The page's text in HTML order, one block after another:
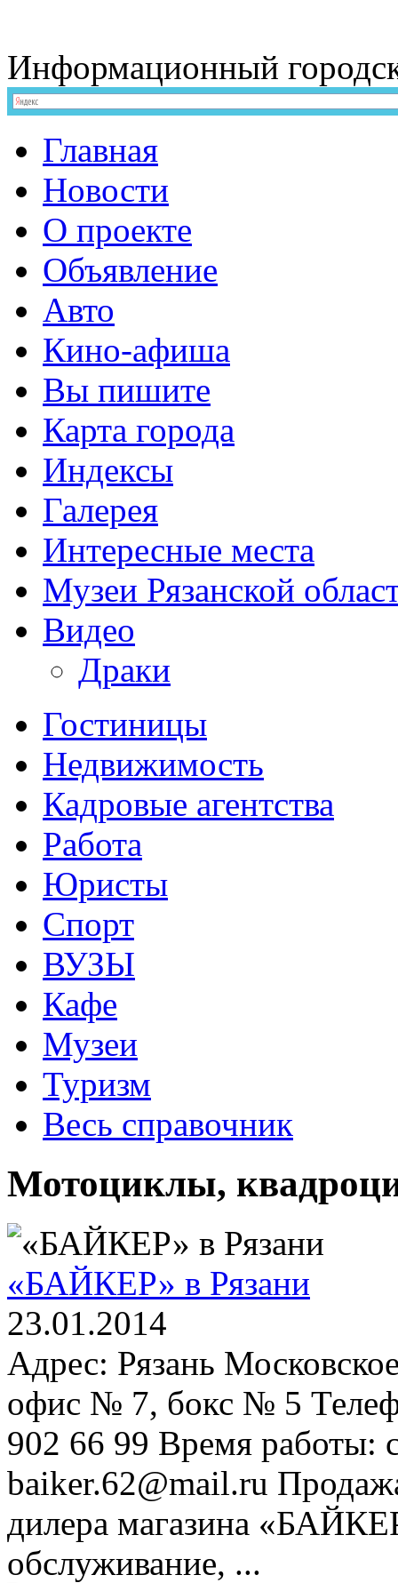
Информационный
Главная
Новости
О проекте
Объявление
Авто
Кино-афиша
Вы пишите
Карта города
Индексы
Галерея
Интересные места
Музеи Рязанской
Видео
Драки
Гостиницы
Недвижимость
Кадровые агентства
Работа
Юристы
Спорт
ВУЗЫ
Кафе
Музеи
Туризм
Весь справочник
Мотоциклы,
«БАЙКЕР» в Рязани
23.01.2014
Адрес: Рязань
офис № 7, бокс № 5
902 66 99 Время работы:
baiker.62@mail.ru
дилера магазина
обслуживание, ...